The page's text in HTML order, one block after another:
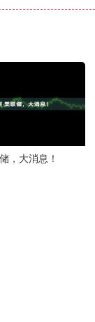
，大消息！